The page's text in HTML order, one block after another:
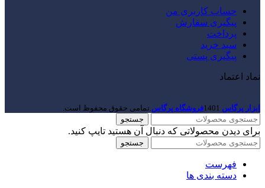
حساب کاربری من
پیگیری سفارش
پرداخت
سبد خرید
پیگیری پستی
نماد اعتماد
ابزار پرگاس 1401فروشگاه پرگاس.تمامی حقوق محفوظ است.
جستجو
برای دیدن محصولاتی که دنبال آن هستید تایپ کنید.
جستجو
فهرست
دسته بندی ها